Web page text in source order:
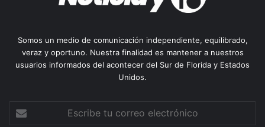
Somos un medio de comunicación independiente, equilibrado,
veraz y oportuno. Nuestra finalidad es mantener a nuestros
usuarios informados del acontecer del Sur de Florida y Estados
Unidos.